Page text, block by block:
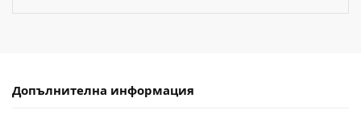
Допълнителна информация